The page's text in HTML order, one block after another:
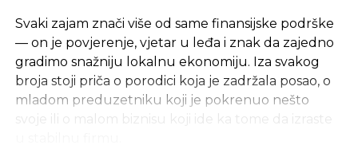
Svaki zajam znači više od same finansijske podrške
— on je povjerenje, vjetar u leđa i znak da zajedno
gradimo snažniju lokalnu ekonomiju. Iza svakog
broja stoji priča o porodici koja je zadržala posao, o
mladom preduzetniku koji je pokrenuo nešto
svoje ili o malom biznisu koji ide ka tome da izraste